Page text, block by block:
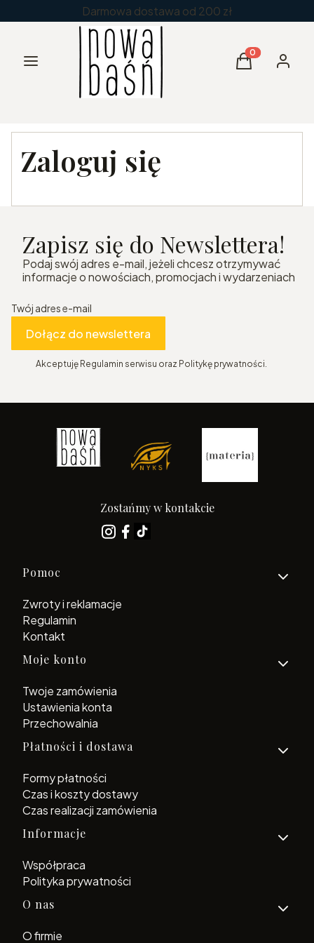
Darmowa dostawa od 200 zł
Menu Produkty w
Koszyk
Zaloguj się
Zapisz się do Newslettera!
Podaj swój adres e-mail, jeżeli chcesz otrzymywać
informacje o nowościach, promocjach i wydarzeniach
Twój adres e-mail
Dołącz do newslettera
Akceptuję Regulamin serwisu oraz Politykę prywatności.
Zostańmy w kontakcie
Linki w stopce
Pomoc
Zwroty i reklamacje
Regulamin
Kontakt
Moje konto
Twoje zamówienia
Ustawienia konta
Przechowalnia
Płatności i dostawa
Formy płatności
Czas i koszty dostawy
Czas realizacji zamówienia
Informacje
Współpraca
Polityka prywatności
O nas
O firmie